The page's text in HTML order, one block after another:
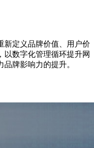
新定义品牌价值、用户价
以数字化管理循环提升网
牌影响力的提升。